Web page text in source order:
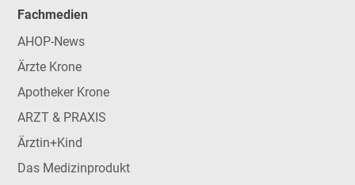
Fachmedien
AHOP-News
Ärzte Krone
Apotheker Krone
ARZT & PRAXIS
Ärztin+Kind
Das Medizinprodukt